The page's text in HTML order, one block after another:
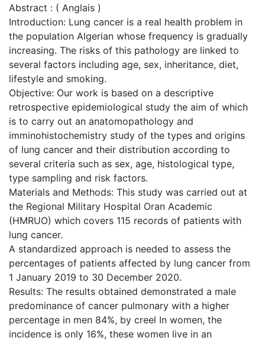
Abstract : ( Anglais )
Introduction: Lung cancer is a real health problem in
the population Algerian whose frequency is gradually
increasing. The risks of this pathology are linked to
several factors including age, sex, inheritance, diet,
lifestyle and smoking.
Objective: Our work is based on a descriptive
retrospective epidemiological study the aim of which
is to carry out an anatomopathology and
imminohistochemistry study of the types and origins
of lung cancer and their distribution according to
several criteria such as sex, age, histological type,
type sampling and risk factors.
Materials and Methods: This study was carried out at
the Regional Military Hospital Oran Academic
(HMRUO) which covers 115 records of patients with
lung cancer.
A standardized approach is needed to assess the
percentages of patients affected by lung cancer from
1 January 2019 to 30 December 2020.
Results: The results obtained demonstrated a male
predominance of cancer pulmonary with a higher
percentage in men 84%, by creel In women, the
incidence is only 16%, these women live in an